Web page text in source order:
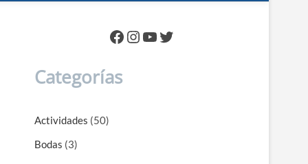
Facebook
Instagram
YouTube
Twitter
Categorías
Actividades (50)
Bodas (3)